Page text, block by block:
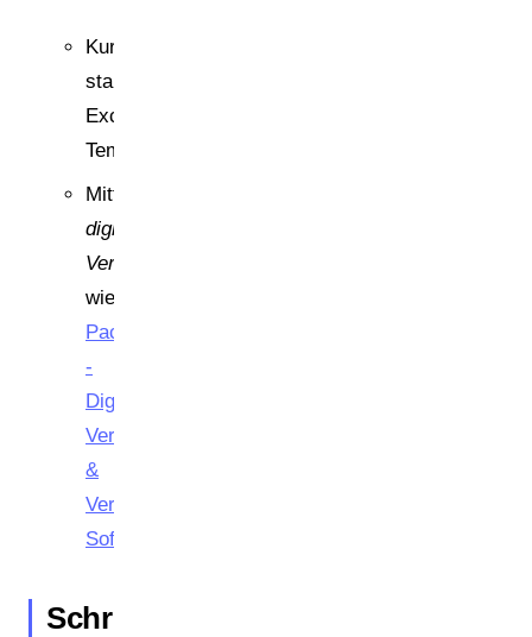
Kurzfristig:
standardisierte
Excel-/CSV-
Templates
Mittelfristig:
digitales
Verpackungsmanagement
wie
Packa
-
Digitales
Verpackungsmanagement
&
Verpackungsdaten-
Software
Schritt